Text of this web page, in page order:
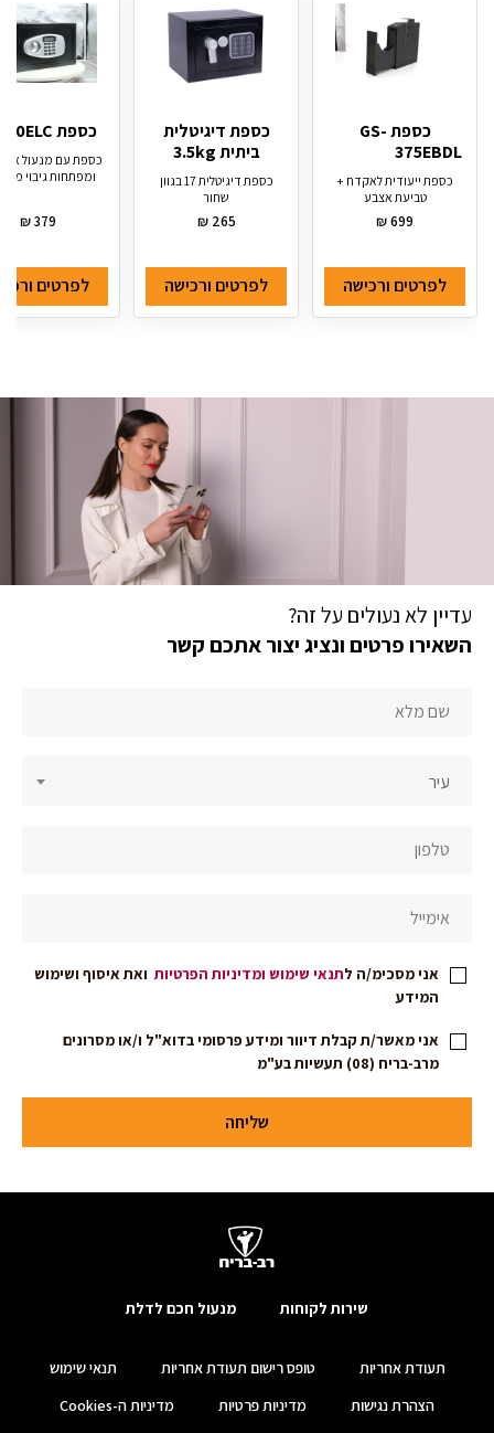
כספת GS-
375EBDL
כספת ייעודית לאקדח +
טביעת אצבע
₪699
לפרטים ורכישה
כספת דיגיטלית
ביתית 3.5kg
כספת דיגיטלית 17 בגוון
שחור
₪265
לפרטים ורכישה
כספת SD-20ELC
כספת עם מנעול
ומפתחות גיבוי מידה
₪379
לפרטים
עדיין לא נעולים על זה?
השאירו פרטים ונציג יצור אתכם קשר
יצירת
תחתית
הבית
עיר
אני מסכימ/ה לתנאי שימוש ומדיניות הפרטיות ואת איסוף ושימוש
המידע
אני מאשר/ת קבלת דיוור ומידע פרסומי בדוא"ל ו/או מסרונים
מרב-בריח (08) תעשיות בע"מ
שליחה
שירות לקוחות מנעול חכם לדלת
תעודת אחריות טופס רישום תעודת אחריות
תנאי שימוש
הצהרת נגישות
מדיניות פרטיות מדיניות ה-Cookies